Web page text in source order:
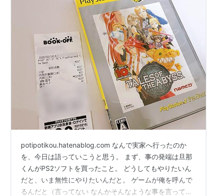
週月曜19:00〜19:30
原作：「テイルズオブジアビス」（バンダイナムコ
ゲームス）
監督：こだま兼嗣
副監督：佐藤照雄
シリーズ構成：面出明美
キャラクターデザイン：菱沼義仁
モンスター・メカニカルデザイン：石垣純哉
美術監督：池田繁美
色彩設計：赤間三佐子
撮影監督：小川滋見
CG：小森稲穂、福士直也
potipotikou.hatenablog.com なんで実家へ行ったのか
を、今日は語っていこうと思う。 まず、事の発端は旦那
くんがPS2ソフトを買ったこと。 どうしてもやりたいん
だと、いま無性にやりたいんだと。 ゲームが俺を呼んで
るんだと（言ってない なんかそんなような事を言っては